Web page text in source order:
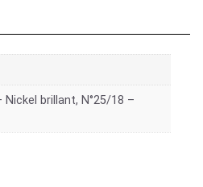
Nickel brillant, N°25/18 –